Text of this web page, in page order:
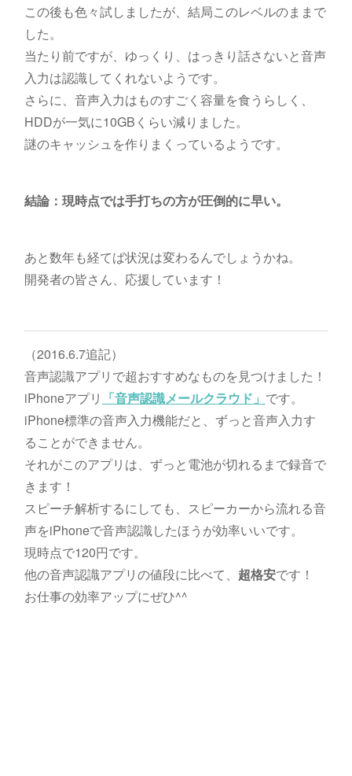
この後も色々試しましたが、結局このレベルのままで
した。
当たり前ですが、ゆっくり、はっきり話さないと音声
入力は認識してくれないようです。
さらに、音声入力はものすごく容量を食うらしく、
HDDが一気に10GBくらい減りました。
謎のキャッシュを作りまくっているようです。
結論：現時点では手打ちの方が圧倒的に早い。
あと数年も経てば状況は変わるんでしょうかね。
開発者の皆さん、応援しています！
（2016.6.7追記）
音声認識アプリで超おすすめなものを見つけました！
iPhoneアプリ 「音声認識メールクラウド」 です。
iPhone標準の音声入力機能だと、ずっと音声入力す
ることができません。
それがこのアプリは、ずっと電池が切れるまで録音で
きます！
スピーチ解析するにしても、スピーカーから流れる音
声をiPhoneで音声認識したほうが効率いいです。
現時点で120円です。
他の音声認識アプリの値段に比べて、 超格安です！
お仕事の効率アップにぜひ^^